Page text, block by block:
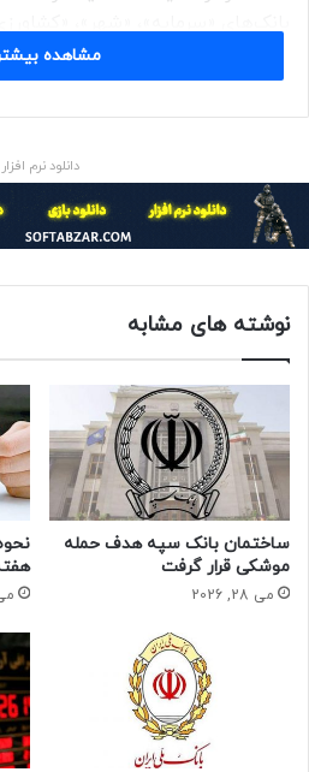
«قوامین»، «مهراقتصاد»، «حکمت
همچنین موسسسه‌ اعتباری «کوثر»
شدند که اخبار رسمی آن نیز در
نکته قابل توجه در این میان اما آن
جدیدی که بر روی بالاترین صندلی
«جوانگرایی» مورد توجه قرار گرفته
اما سوال اصلی این روزها این است که
بانکی بالاخره کجا ازحرکت
هرچند که از
کشور ایستگاه‌های متعددی را پشت
شش ماه ، 11مدیرعامل بانک
جایگزین و اغلب جوان تر داده اند،
که این قطار نه تنها از حرکت
دیگری را هم پیش روی خود دارد تا
بانک‌های کشور بنشاند.
در این میان برخی شنیده ها حکایت
این قطارتغییرات، بانکی است که
را در راس خود تجربه نکرده… از
است «مجید قاسمی» مدیرعامل بانک
مشاهده
دانلود نرم افزار
نوشته های مشابه
ساختمان‌ بانک سپه هدف حمله
موشکی قرار گرفت
می 28, 2026 می 28,